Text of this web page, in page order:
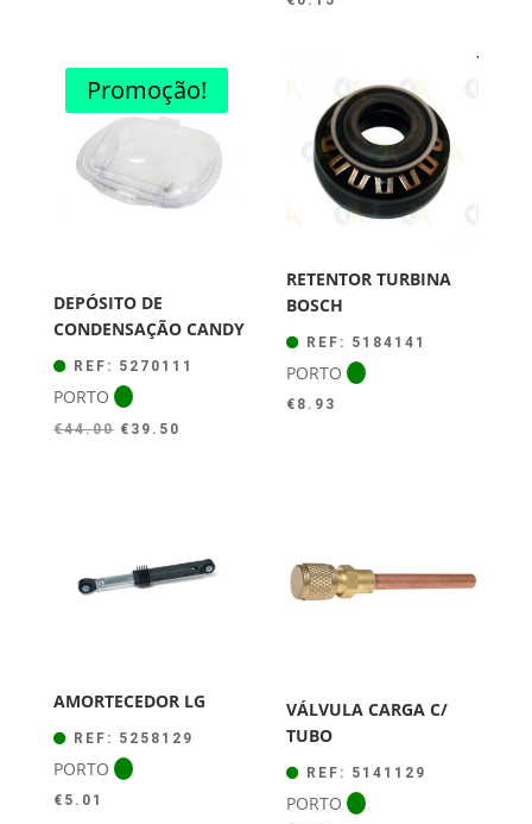
Promoção!
DEPÓSITO DE
CONDENSAÇÃO CANDY
REF: 5270111
PORTO
€44.00 O
€ 39.50
RETENTOR TURBINA
BOSCH
REF: 5184141
PORTO
€ 8.93
AMORTECEDOR LG
REF: 5258129
PORTO
€ 5.01
VÁLVULA CARGA C/
TUBO
REF: 5141129
PORTO